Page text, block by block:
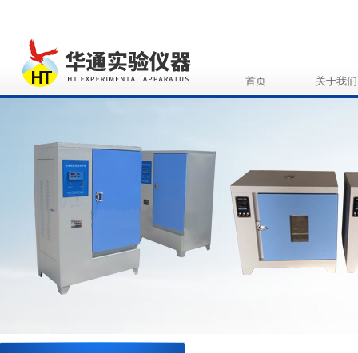
首页 关于我们